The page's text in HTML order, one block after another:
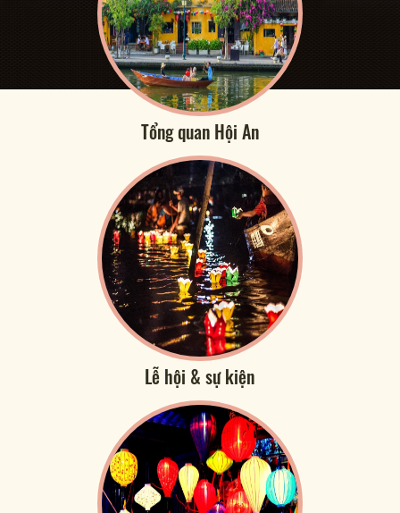
Tổng quan Hội An
Lễ hội & sự kiện